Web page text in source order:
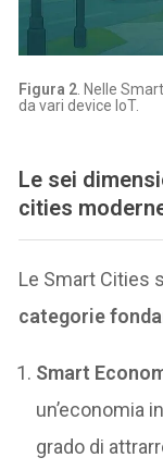
Figura 2 . Nelle
da vari device IoT.
Le sei
cities
Le Smart Cities
categorie
Smart
un’economia
grado di